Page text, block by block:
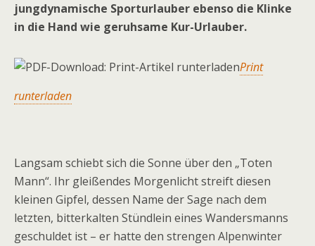
jungdynamische Sporturlauber ebenso die Klinke
in die Hand wie geruhsame Kur-Urlauber.
Print
runterladen
Langsam schiebt sich die Sonne über den „Toten
Mann“. Ihr gleißendes Morgenlicht streift diesen
kleinen Gipfel, dessen Name der Sage nach dem
letzten, bitterkalten Stündlein eines Wandersmanns
geschuldet ist – er hatte den strengen Alpenwinter